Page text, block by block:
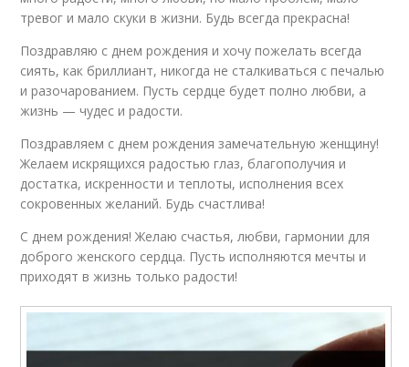
тревог и мало скуки в жизни. Будь всегда прекрасна!
Поздравляю с днем рождения и хочу пожелать всегда
сиять, как бриллиант, никогда не сталкиваться с печалью
и разочарованием. Пусть сердце будет полно любви, а
жизнь — чудес и радости.
Поздравляем с днем рождения замечательную женщину!
Желаем искрящихся радостью глаз, благополучия и
достатка, искренности и теплоты, исполнения всех
сокровенных желаний. Будь счастлива!
С днем рождения! Желаю счастья, любви, гармонии для
доброго женского сердца. Пусть исполняются мечты и
приходят в жизнь только радости!